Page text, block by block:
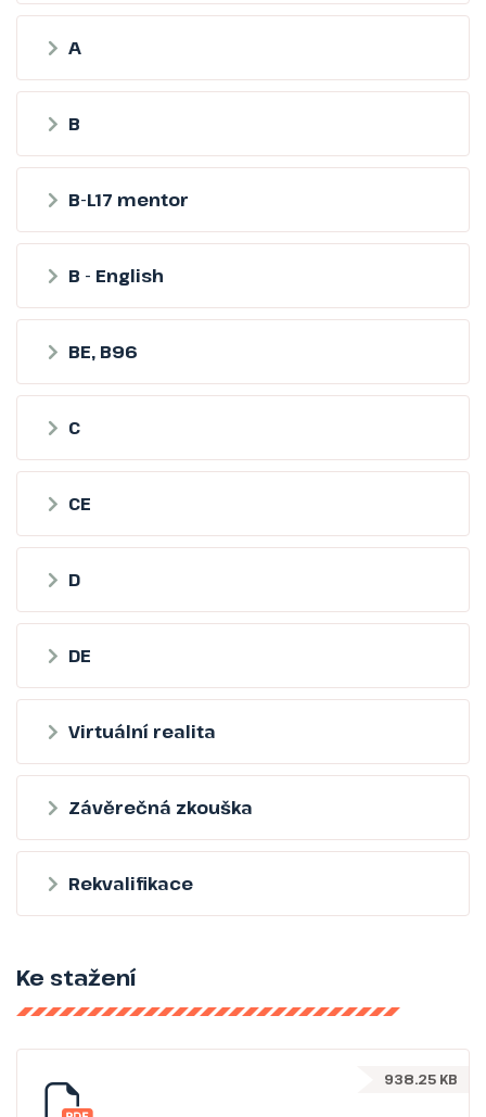
A
B
B-L17 mentor
B - English
BE, B96
C
CE
D
DE
Virtuální realita
Závěrečná zkouška
Rekvalifikace
Ke stažení
938.25 KB